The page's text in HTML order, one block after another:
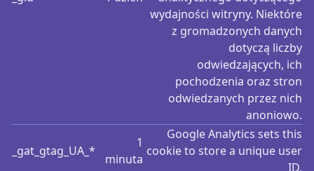
wydajności witryny. Niektóre
z gromadzonych danych
dotyczą liczby
odwiedzających, ich
pochodzenia oraz stron
odwiedzanych przez nich
anoniowo.
_gat_gtag_UA_*
1
minuta
Google Analytics sets this
cookie to store a unique user
ID.